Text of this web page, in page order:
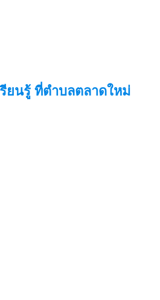
ยนรู้ ที่ตำบลตลาดใหม่